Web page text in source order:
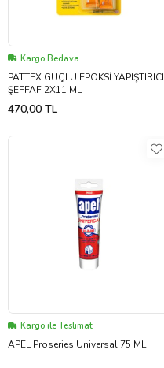
Kargo Bedava
PATTEX GÜÇLÜ EPOKSİ YAPIŞTIRICI
ŞEFFAF 2X11 ML
470,00 TL
Kargo ile Teslimat
APEL Proseries Universal 75 ML